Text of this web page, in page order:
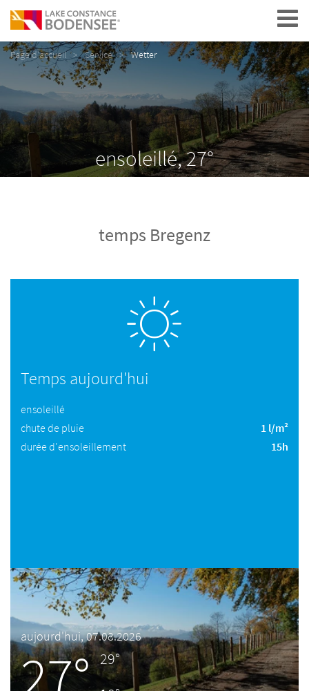
Navigation
Page d'accueil Service Wetter
ensoleillé, 27°
temps Bregenz
Temps aujourd'hui
ensoleillé
chute de pluie
1 l/m²
durée d'ensoleillement
15h
aujourd'hui, 07.08.2026
27° 29°